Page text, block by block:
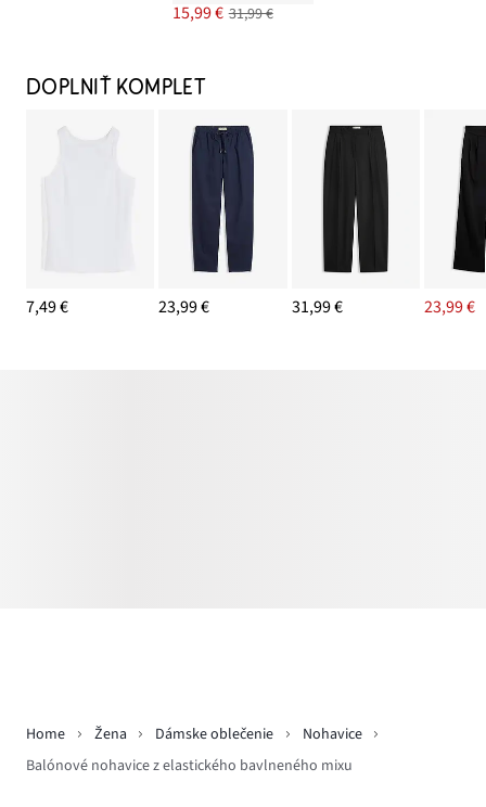
15,99 € 31,99 €
DOPLNIŤ KOMPLET
7,49 € 23,99 € 31,99 € 23,99 €
Home Žena Dámske oblečenie
Nohavice
Balónové nohavice z elastického bavlneného mixu